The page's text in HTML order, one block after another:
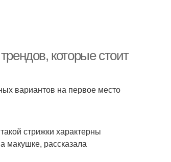
которые стоит
вариантов на первое место
стрижки характерны
макушке, рассказала